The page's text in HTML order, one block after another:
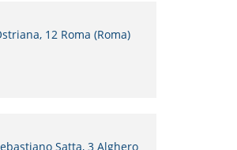
12 Roma (Roma)
Satta, 3 Alghero